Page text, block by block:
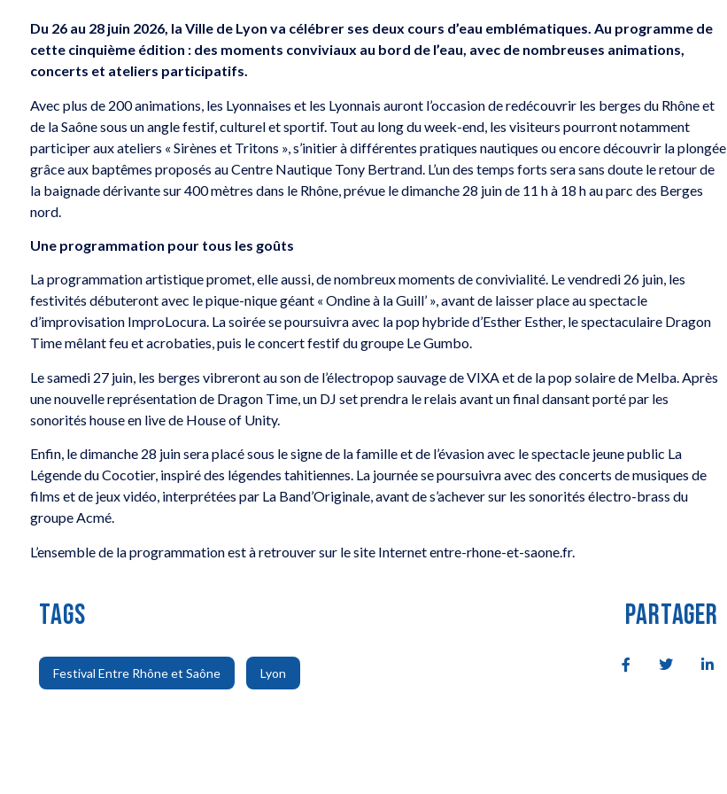
Du 26 au 28 juin 2026, la Ville de Lyon va célébrer ses deux cours d’eau emblématiques. Au programme de
cette cinquième édition : des moments conviviaux au bord de l’eau, avec de nombreuses animations,
concerts et ateliers participatifs.
Avec plus de 200 animations, les Lyonnaises et les Lyonnais auront l’occasion de redécouvrir les berges du Rhône et
de la Saône sous un angle festif, culturel et sportif. Tout au long du week-end, les visiteurs pourront notamment
participer aux ateliers « Sirènes et Tritons », s’initier à différentes pratiques nautiques ou encore découvrir la plongée
grâce aux baptêmes proposés au Centre Nautique Tony Bertrand. L’un des temps forts sera sans doute le retour de
la baignade dérivante sur 400 mètres dans le Rhône, prévue le dimanche 28 juin de 11 h à 18 h au parc des Berges
nord.
Une programmation pour tous les goûts
La programmation artistique promet, elle aussi, de nombreux moments de convivialité. Le vendredi 26 juin, les
festivités débuteront avec le pique-nique géant « Ondine à la Guill’ », avant de laisser place au spectacle
d’improvisation ImproLocura. La soirée se poursuivra avec la pop hybride d’Esther Esther, le spectaculaire Dragon
Time mêlant feu et acrobaties, puis le concert festif du groupe Le Gumbo.
Le samedi 27 juin, les berges vibreront au son de l’électropop sauvage de VIXA et de la pop solaire de Melba. Après
une nouvelle représentation de Dragon Time, un DJ set prendra le relais avant un final dansant porté par les
sonorités house en live de House of Unity.
Enfin, le dimanche 28 juin sera placé sous le signe de la famille et de l’évasion avec le spectacle jeune public La
Légende du Cocotier, inspiré des légendes tahitiennes. La journée se poursuivra avec des concerts de musiques de
films et de jeux vidéo, interprétées par La Band’Originale, avant de s’achever sur les sonorités électro-brass du
groupe Acmé.
L’ensemble de la programmation est à retrouver sur le site Internet entre-rhone-et-saone.fr.
TAGS
Festival Entre Rhône et Saône
,
Lyon
PARTAGER